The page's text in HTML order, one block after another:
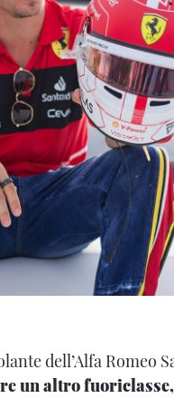
dell’Alfa Romeo
un altro